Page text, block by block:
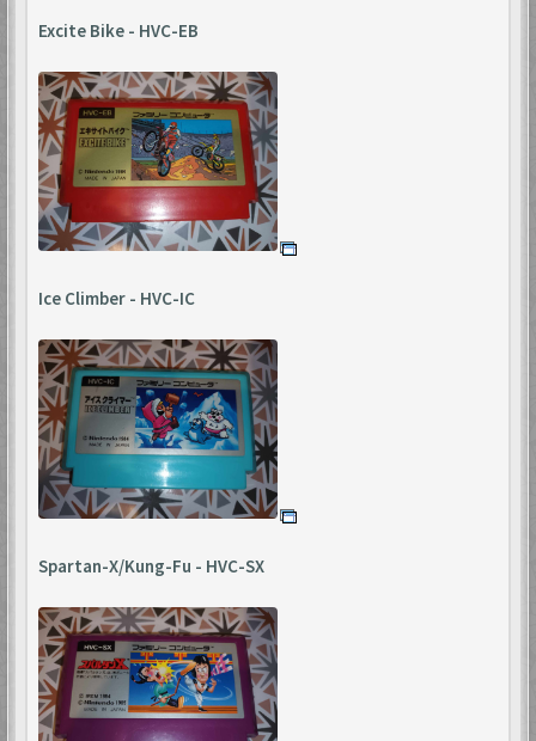
Excite Bike - HVC-EB
Ice Climber - HVC-IC
Spartan-X/Kung-Fu - HVC-SX